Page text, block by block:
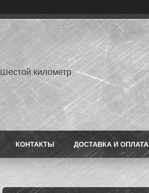
Шестой километр
КОНТАКТЫ ДОСТАВКА И ОПЛАТА